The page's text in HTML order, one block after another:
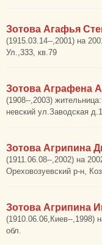
Зотова Агафья
(1915.03.14--,2001) на
Ул.,333, кв.79
Зотова Аграфена
(1908--,2003)
невский ул.Заводская
Зотова Агрипина
(1911.06.08--,2002) на
Ореховозуевский р-н,
Зотова Агрипина
(1910.06.06,Киев--,1998)
обл.